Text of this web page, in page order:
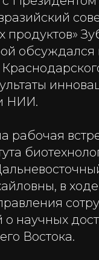
продуктов»
обсуждался
НИИ.
рабочая
в
научных
Востока.